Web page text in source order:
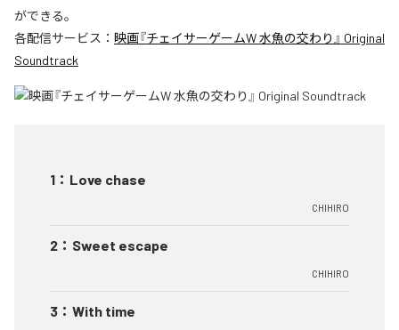
ができる。
各配信サービス： 映画『チェイサーゲームW 水魚の交わり』 Original
Soundtrack
1 ： Love chase
CHIHIRO
2 ： Sweet escape
CHIHIRO
3 ： With time